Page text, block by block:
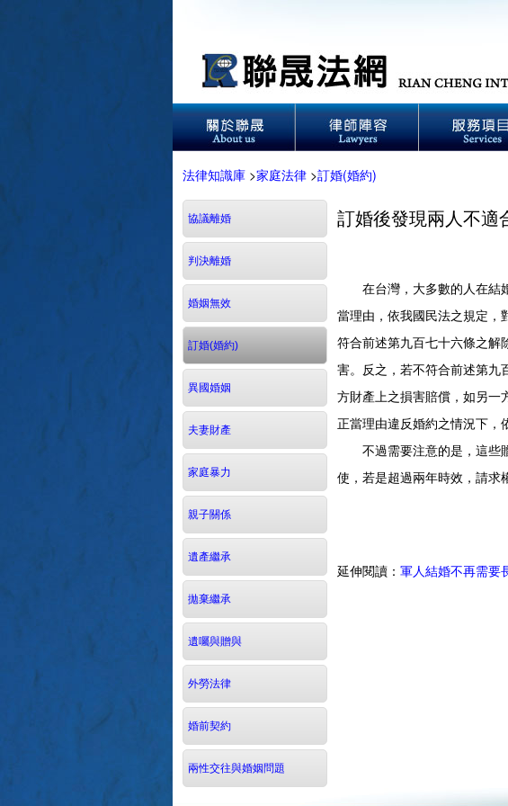
法律知識庫 >家庭法律 >訂婚(婚約)
協議離婚
判決離婚
婚姻無效
訂婚(婚約)
異國婚姻
夫妻財產
家庭暴力
親子關係
遺產繼承
拋棄繼承
遺囑與贈與
外勞法律
婚前契約
兩性交往與婚姻問題
訂婚後發現兩人不適
在台灣，大多數的人在結婚
當理由，依我國民法之規定，
符合前述第九百七十六條之解
害。反之，若不符合前述第九
方財產上之損害賠償，如另一
正當理由違反婚約之情況下，
不過需要注意的是，這些贈
使，若是超過兩年時效，請求
延伸閱讀： 軍人結婚不再需要